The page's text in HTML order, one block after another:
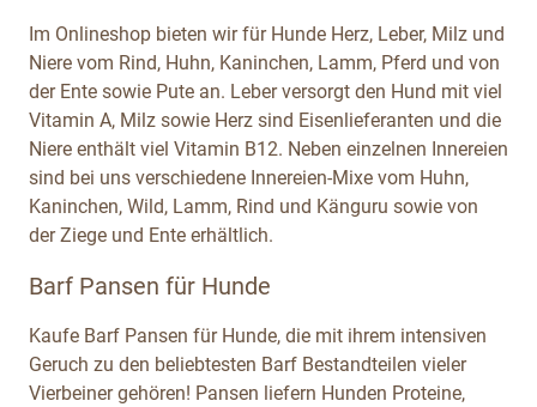
Im Onlineshop bieten wir für Hunde Herz, Leber, Milz und
Niere vom Rind, Huhn, Kaninchen, Lamm, Pferd und von
der Ente sowie Pute an. Leber versorgt den Hund mit viel
Vitamin A, Milz sowie Herz sind Eisenlieferanten und die
Niere enthält viel Vitamin B12. Neben einzelnen Innereien
sind bei uns verschiedene Innereien-Mixe vom Huhn,
Kaninchen, Wild, Lamm, Rind und Känguru sowie von
der Ziege und Ente erhältlich.
Barf Pansen für Hunde
Kaufe Barf Pansen für Hunde, die mit ihrem intensiven
Geruch zu den beliebtesten Barf Bestandteilen vieler
Vierbeiner gehören! Pansen liefern Hunden Proteine,